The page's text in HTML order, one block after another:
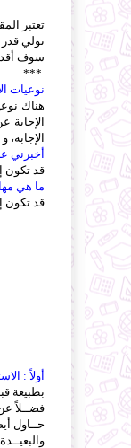
تعتبر
تولي قدر
سوف
***
نوعيات
هناك
الإجابة
أخبرني
قد تكون
ما هي
قد تكون
أولاً :
بطبيعة
فضــلاً
حــاول